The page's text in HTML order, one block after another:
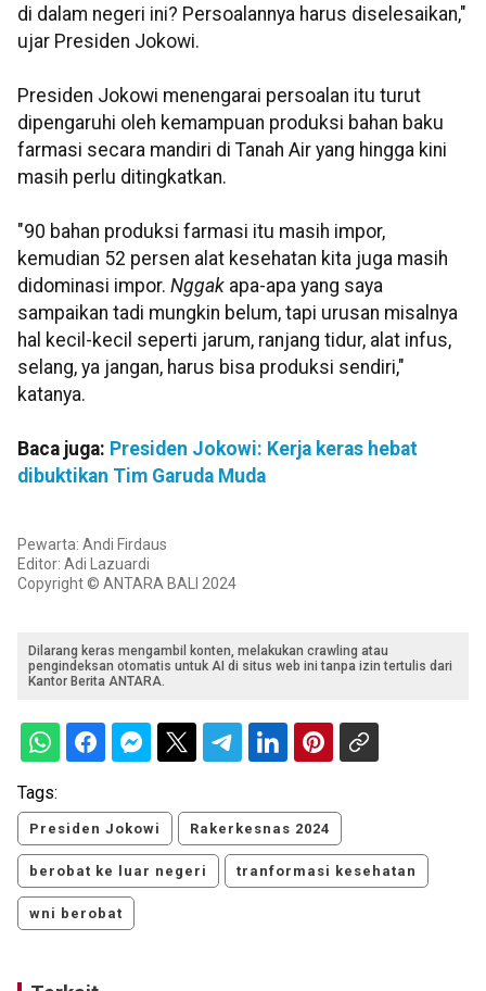
di dalam negeri ini? Persoalannya harus diselesaikan,"
ujar Presiden Jokowi.
Presiden Jokowi menengarai persoalan itu turut
dipengaruhi oleh kemampuan produksi bahan baku
farmasi secara mandiri di Tanah Air yang hingga kini
masih perlu ditingkatkan.
"90 bahan produksi farmasi itu masih impor,
kemudian 52 persen alat kesehatan kita juga masih
didominasi impor. Nggak apa-apa yang saya
sampaikan tadi mungkin belum, tapi urusan misalnya
hal kecil-kecil seperti jarum, ranjang tidur, alat infus,
selang, ya jangan, harus bisa produksi sendiri,"
katanya.
Baca juga: Presiden Jokowi: Kerja keras hebat
dibuktikan Tim Garuda Muda
Pewarta: Andi Firdaus
Editor: Adi Lazuardi
Copyright © ANTARA BALI 2024
Dilarang keras mengambil konten, melakukan crawling atau
pengindeksan otomatis untuk AI di situs web ini tanpa izin tertulis dari
Kantor Berita ANTARA.
Tags:
Presiden Jokowi Rakerkesnas 2024
berobat ke luar negeri tranformasi kesehatan
wni berobat